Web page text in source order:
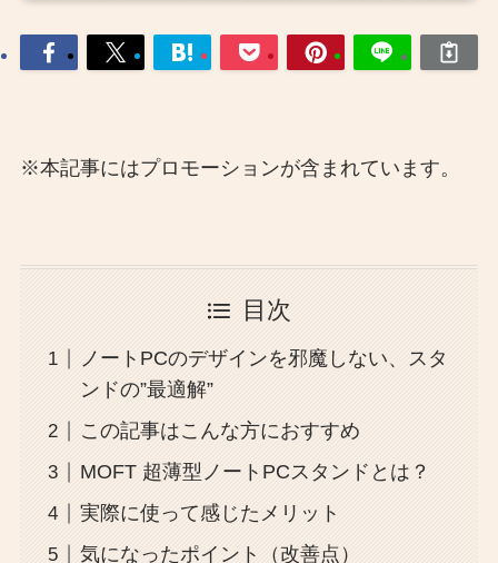
※本記事にはプロモーションが含まれています。
目次
ノートPCのデザインを邪魔しない、スタ
ンドの”最適解”
この記事はこんな方におすすめ
MOFT 超薄型ノートPCスタンドとは？
実際に使って感じたメリット
気になったポイント（改善点）